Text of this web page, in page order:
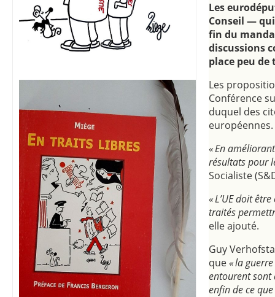
Les
Conseil —
fin du
discussions
place peu de
Les
Conférence
duquel des
européennes.
« En
résultats pour
Socialiste
« L’UE doit
traités
elle ajouté.
Guy
que« la
entourent sont
enfin de ce